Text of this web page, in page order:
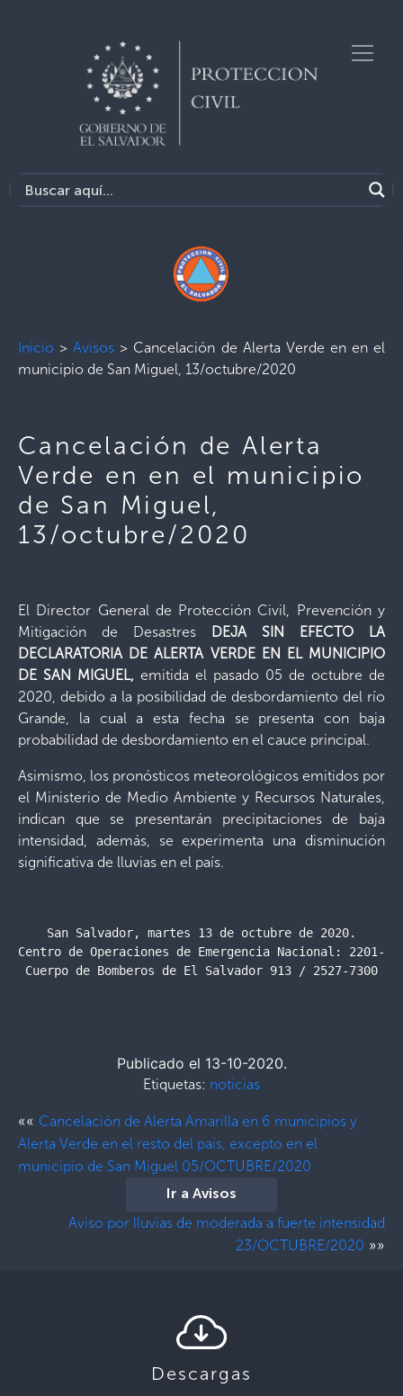
Inicio >Avisos > Cancelación de Alerta Verde en en el
municipio de San Miguel, 13/octubre/2020
Cancelación de Alerta
Verde en en el municipio
de San Miguel,
13/octubre/2020
El Director General de Protección Civil, Prevención y
Mitigación de Desastres DEJA SIN EFECTO LA
DECLARATORIA DEALERTA VERDE EN EL MUNICIPIO
DE SAN MIGUEL, emitida el pasado 05 de octubre de
2020, debido a la posibilidad de desbordamiento del río
Grande, la cual a esta fecha se presenta con baja
probabilidad de desbordamiento en el cauce principal.
Asimismo, los pronósticos meteorológicos emitidos por
el Ministerio de Medio Ambiente y Recursos Naturales,
indican que se presentarán precipitaciones de baja
intensidad, además, se experimenta una disminución
significativa de lluvias en el país.
San Salvador, martes 13 de octubre de 2020.
Centro de Operaciones de Emergencia Nacional: 2201-
Cuerpo de Bomberos de El Salvador 913 / 2527-7300
Publicado el 13-10-2020.
Etiquetas: noticias
«« Cancelación de Alerta Amarilla en 6 municipios y
Alerta Verde en el resto del país, excepto en el
municipio de San Miguel 05/OCTUBRE/2020
Ir a Avisos
Aviso por lluvias de moderada a fuerte intensidad
23/OCTUBRE/2020 »»
Descargas